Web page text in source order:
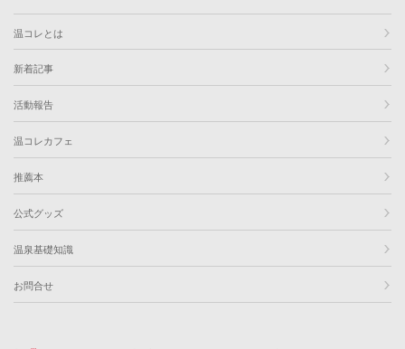
温コレとは
新着記事
活動報告
温コレカフェ
推薦本
公式グッズ
温泉基礎知識
お問合せ